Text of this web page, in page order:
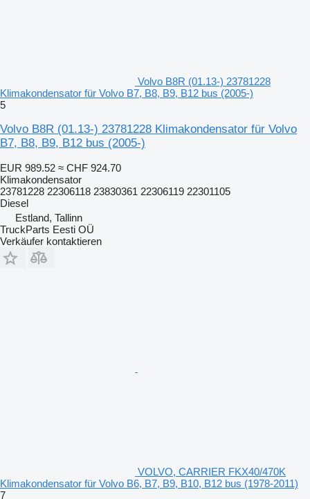
Volvo B8R (01.13-) 23781228
Klimakondensator für Volvo B7, B8, B9, B12 bus (2005-)
5
Volvo B8R (01.13-) 23781228 Klimakondensator für Volvo
B7, B8, B9, B12 bus (2005-)
EUR 989.52 ≈ CHF 924.70
Klimakondensator
23781228 22306118 23830361 22306119 22301105
Diesel
Estland, Tallinn
TruckParts Eesti OÜ
Verkäufer kontaktieren
VOLVO, CARRIER FKX40/470K
Klimakondensator für Volvo B6, B7, B9, B10, B12 bus (1978-2011)
7